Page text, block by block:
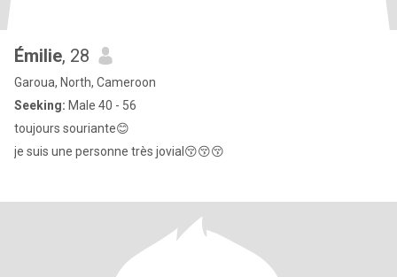
Émilie, 28
Garoua, North, Cameroon
Seeking: Male 40 - 56
toujours souriante😊
je suis une personne très jovial😚😚😚